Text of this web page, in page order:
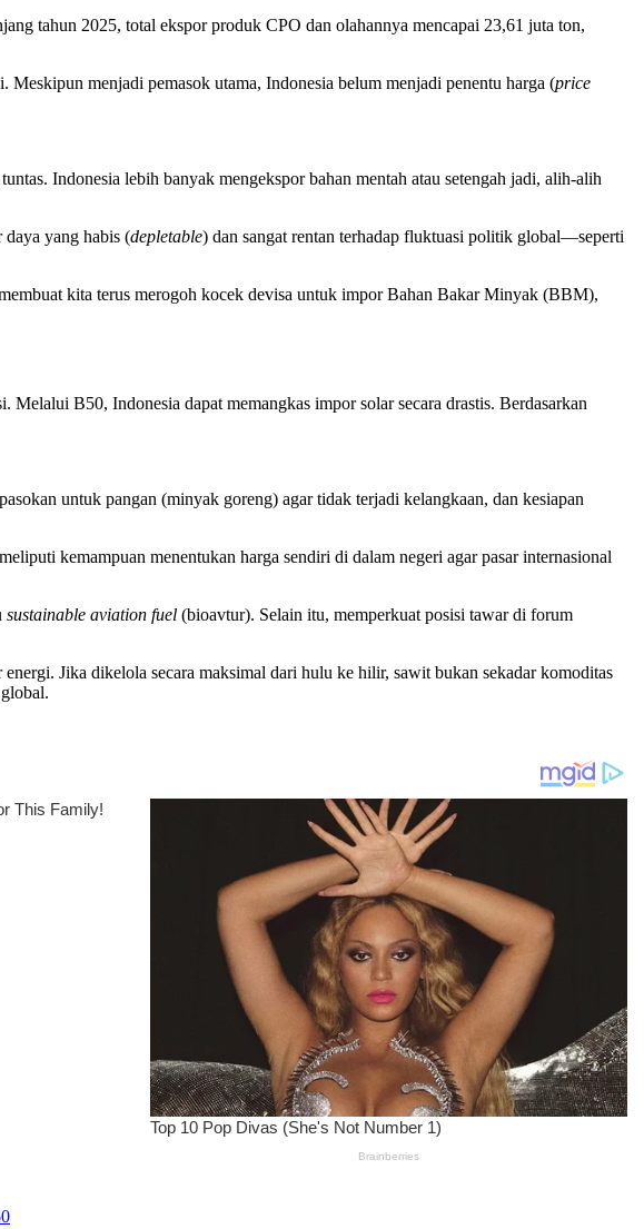
tahun 2025, total ekspor produk CPO dan olahannya mencapai 23,61 juta ton,
menjadi pemasok utama, Indonesia belum menjadi penentu harga (price
Indonesia lebih banyak mengekspor bahan mentah atau setengah jadi, alih-alih
yang habis (depletable) dan sangat rentan terhadap fluktuasi politik global—seperti
kita terus merogoh kocek devisa untuk impor Bahan Bakar Minyak (BBM),
B50, Indonesia dapat memangkas impor solar secara drastis. Berdasarkan
untuk pangan (minyak goreng) agar tidak terjadi kelangkaan, dan kesiapan
kemampuan menentukan harga sendiri di dalam negeri agar pasar internasional
sustainable aviation fuel (bioavtur). Selain itu, memperkuat posisi tawar di forum
Jika dikelola secara maksimal dari hulu ke hilir, sawit bukan sekadar komoditas